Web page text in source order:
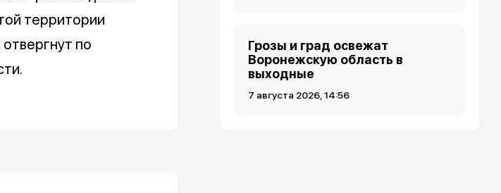
территории
по
Грозы и град освежат
Воронежскую область в
выходные
7 августа 2026, 14:56